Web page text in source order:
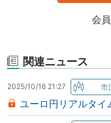
会
関連ニュース
2025/10/16 21:27
ユーロ円リアルタ